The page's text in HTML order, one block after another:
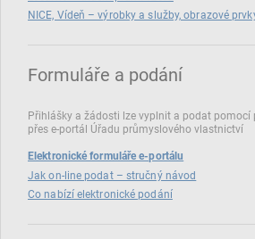
NICE, Vídeň – výrobky a služby, obrazové
Formuláře a podání
Přihlášky a žádosti lze vyplnit a podat pomocí
přes e‑portál Úřadu průmyslového vlastnictví
Elektronické formuláře e-portálu
Jak on-line podat – stručný návod
Co nabízí elektronické podání